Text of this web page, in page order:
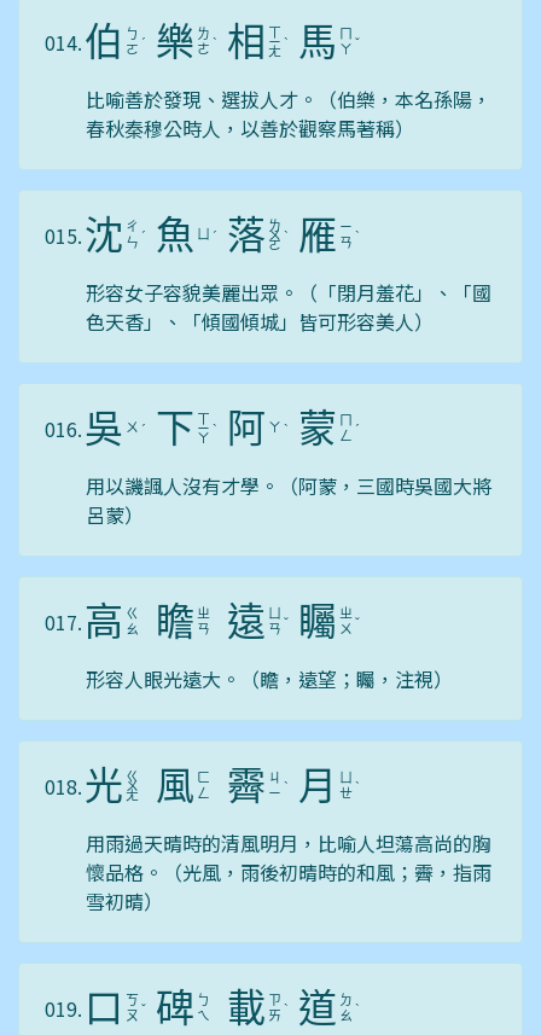
014.伯 ㄅ
ㄛ ˊ 樂 ㄌ
ㄜ ˋ 相 ㄒ
ㄧ
ㄤ
ˋ 馬 ㄇ
ㄚ ˇ
比喻善於發現、選拔人才。（伯樂，本名孫陽，
春秋秦穆公時人，以善於觀察馬著稱）
015.沈 ㄔ
ㄣ ˊ 魚 ˊ 落 ㄌ
ㄨ
ㄛ
ˋ 雁 ㄧ
ㄢ ˋ
形容女子容貌美麗出眾。（「閉月羞花」、「國
色天香」、「傾國傾城」皆可形容美人）
016.吳 ㄨ ˊ 下 ㄒ
ㄧ
ㄚ
ˋ 阿 ㄚ ˋ 蒙 ㄇ
ㄥ ˊ
用以譏諷人沒有才學。（阿蒙，三國時吳國大將
呂蒙）
017.高 ㄍ
ㄠ
瞻 ㄓ
ㄢ
遠 ㄢ ˇ 矚 ㄓ
ㄨ ˇ
形容人眼光遠大。（瞻，遠望；矚，注視）
018.光 ㄍ
ㄨ
ㄤ 風 ㄈ
ㄥ
霽 ㄐ
ㄧ ˋ 月
ㄝˋ
用雨過天晴時的清風明月，比喻人坦蕩高尚的胸
懷品格。（光風，雨後初晴時的和風；霽，指雨
雪初晴）
019. 口 ㄎ
ㄡ ˇ 碑 ㄅ
ㄟ
載 ㄗ
ㄞ ˋ 道 ㄉ
ㄠ ˋ